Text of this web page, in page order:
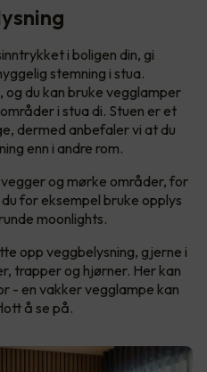
i boligen din, gi
stemning i stua.
og du kan bruke vegglamper
i stua di. Stuen er et
dermed anbefaler vi at du
enn i andre rom.
og mørke områder, for
for eksempel bruke opplys
moonlights.
opp veggbelysning, gjerne i
trapper og hjørner. Her kan
- en vakker vegglampe kan
å se på.